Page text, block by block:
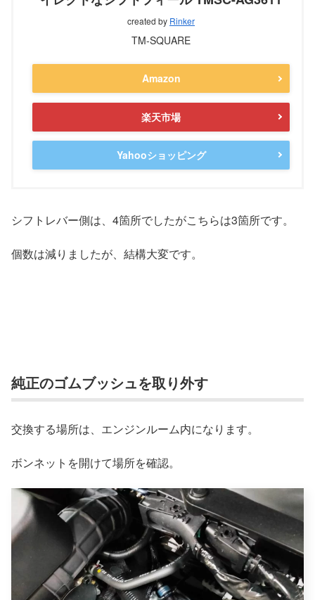
created by Rinker
TM-SQUARE
Amazon
楽天市場
Yahooショッピング
シフトレバー側は、4箇所でしたがこちらは3箇所です。
個数は減りましたが、結構大変です。
純正のゴムブッシュを取り外す
交換する場所は、エンジンルーム内になります。
ボンネットを開けて場所を確認。